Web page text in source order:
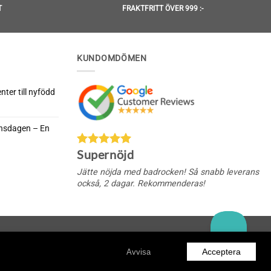
FRAKTFRITT ÖVER 999 :-
till nyfödd
– En
KUNDOMDÖMEN
Supernöjd
Jätte nöjda med badrocken! Så snabb leverans
också, 2 dagar. Rekommenderas!
Avvisa Acceptera